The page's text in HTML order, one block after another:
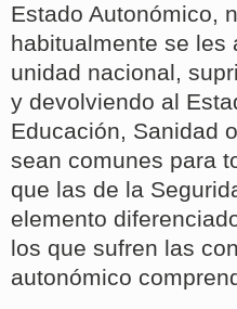
Estado Autonómico,
habitualmente se les
unidad nacional,
y devolviendo al
Educación, Sanidad
sean comunes para
que las de la
elemento
los que sufren las
autonómico